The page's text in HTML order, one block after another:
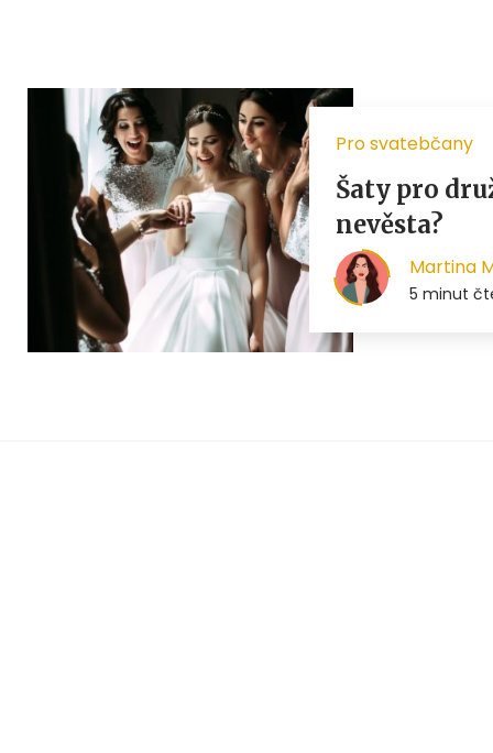
Pro svatebčany
Šaty pro
nevěsta?
Martina
5 minut